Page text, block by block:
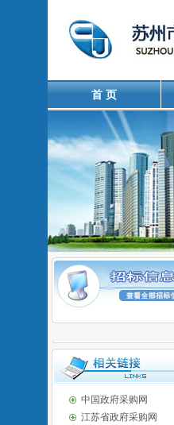
首 页
中国政府采购网
江苏省政府采购网